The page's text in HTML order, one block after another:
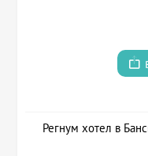
Регнум хотел в